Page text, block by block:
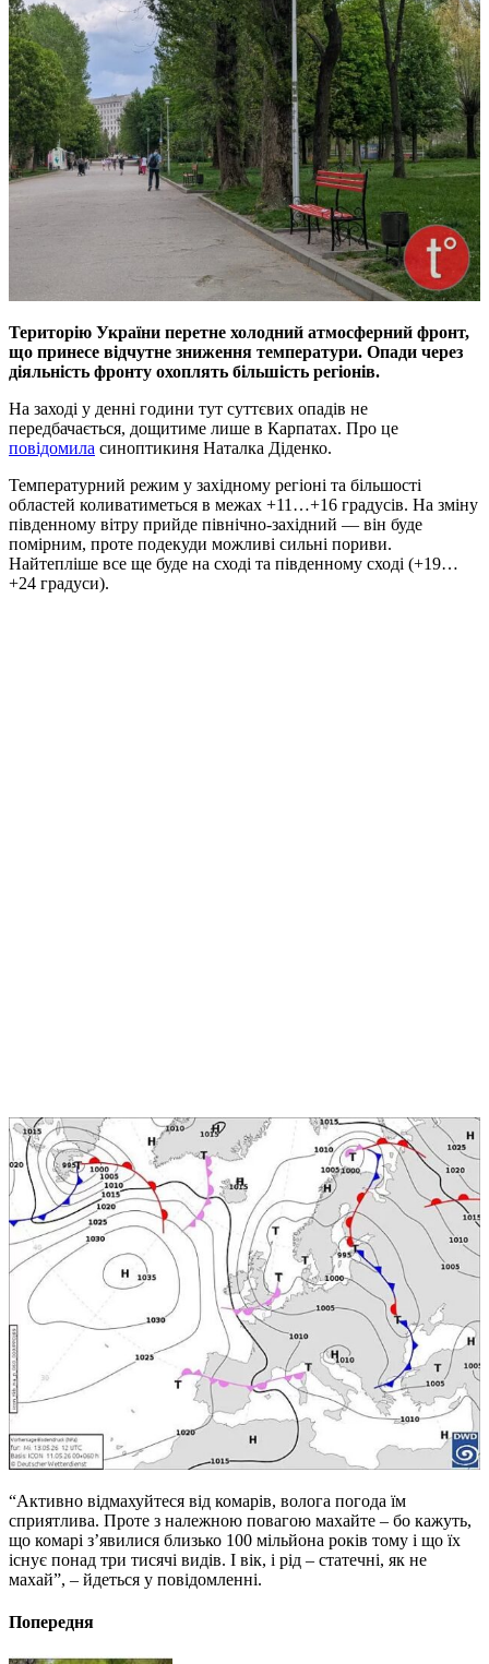
Територію України перетне холодний атмосферний фронт,
що принесе відчутне зниження температури. Опади через
діяльність фронту охоплять більшість регіонів.
На заході у денні години тут суттєвих опадів не
передбачається, дощитиме лише в Карпатах. Про це
повідомила синоптикиня Наталка Діденко.
Температурний режим у західному регіоні та більшості
областей коливатиметься в межах +11…+16 градусів. На зміну
південному вітру прийде північно-західний — він буде
помірним, проте подекуди можливі сильні пориви.
Найтепліше все ще буде на сході та південному сході (+19…
+24 градуси).
“Активно відмахуйтеся від комарів, волога погода їм
сприятлива. Проте з належною повагою махайте – бо кажуть,
що комарі з’явилися близько 100 мільйона років тому і що їх
існує понад три тисячі видів. І вік, і рід – статечні, як не
махай”, – йдеться у повідомленні.
Попередня